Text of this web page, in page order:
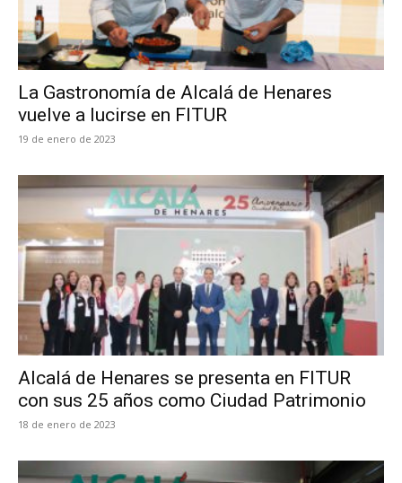
La Gastronomía de Alcalá de Henares
vuelve a lucirse en FITUR
19 de enero de 2023
Alcalá de Henares se presenta en FITUR
con sus 25 años como Ciudad Patrimonio
18 de enero de 2023